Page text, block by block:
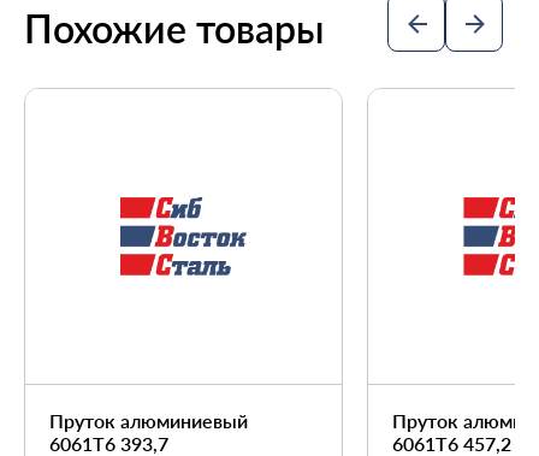
Похожие товары
Пруток алюминиевый
6061Т6 393,7
Пруток
6061Т6 457,2